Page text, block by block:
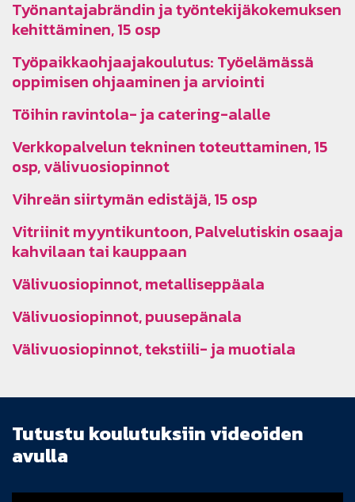
Työnantajabrändin ja työntekijäkokemuksen
kehittäminen, 15 osp
Työpaikkaohjaajakoulutus: Työelämässä
oppimisen ohjaaminen ja arviointi
Töihin ravintola- ja catering-alalle
Verkkopalvelun tekninen toteuttaminen, 15
osp, välivuosiopinnot
Vihreän siirtymän edistäjä, 15 osp
Vitriinit myyntikuntoon, Palvelutiskin osaaja
kahvilaan tai kauppaan
Välivuosiopinnot, metalliseppäala
Välivuosiopinnot, puusepänala
Välivuosiopinnot, tekstiili- ja muotiala
Tutustu koulutuksiin videoiden
avulla